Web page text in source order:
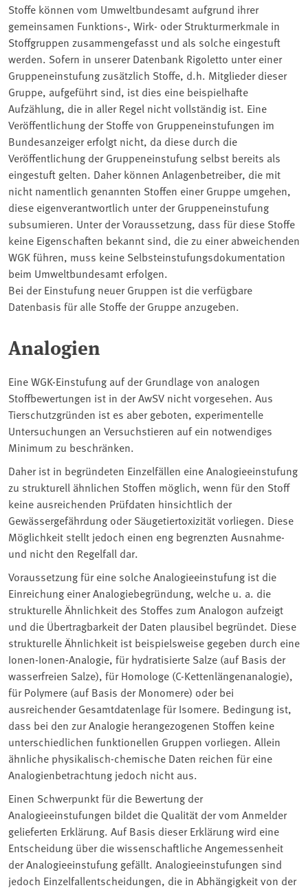
Stoffe können vom Umweltbundesamt aufgrund ihrer
gemeinsamen Funktions-, Wirk- oder Strukturmerkmale in
Stoffgruppen zusammengefasst und als solche eingestuft
werden. Sofern in unserer Datenbank Rigoletto unter einer
Gruppeneinstufung zusätzlich Stoffe, d.h. Mitglieder dieser
Gruppe, aufgeführt sind, ist dies eine beispielhafte
Aufzählung, die in aller Regel nicht vollständig ist. Eine
Veröffentlichung der Stoffe von Gruppeneinstufungen im
Bundesanzeiger erfolgt nicht, da diese durch die
Veröffentlichung der Gruppeneinstufung selbst bereits als
eingestuft gelten. Daher können Anlagenbetreiber, die mit
nicht namentlich genannten Stoffen einer Gruppe umgehen,
diese eigenverantwortlich unter der Gruppeneinstufung
subsumieren. Unter der Voraussetzung, dass für diese Stoffe
keine Eigenschaften bekannt sind, die zu einer abweichenden
WGK führen, muss keine Selbsteinstufungsdokumentation
beim Umweltbundesamt erfolgen.
Bei der Einstufung neuer Gruppen ist die verfügbare
Datenbasis für alle Stoffe der Gruppe anzugeben.
Analogien
Eine WGK-Einstufung auf der Grundlage von analogen
Stoffbewertungen ist in der AwSV nicht vorgesehen. Aus
Tierschutzgründen ist es aber geboten, experimentelle
Untersuchungen an Versuchstieren auf ein notwendiges
Minimum zu beschränken.
Daher ist in begründeten Einzelfällen eine Analogieeinstufung
zu strukturell ähnlichen Stoffen möglich, wenn für den Stoff
keine ausreichenden Prüfdaten hinsichtlich der
Gewässergefährdung oder Säugetiertoxizität vorliegen. Diese
Möglichkeit stellt jedoch einen eng begrenzten Ausnahme-
und nicht den Regelfall dar.
Voraussetzung für eine solche Analogieeinstufung ist die
Einreichung einer Analogiebegründung, welche u. a. die
strukturelle Ähnlichkeit des Stoffes zum Analogon aufzeigt
und die Übertragbarkeit der Daten plausibel begründet. Diese
strukturelle Ähnlichkeit ist beispielsweise gegeben durch eine
Ionen-Ionen-Analogie, für hydratisierte Salze (auf Basis der
wasserfreien Salze), für Homologe (C-Kettenlängenanalogie),
für Polymere (auf Basis der Monomere) oder bei
ausreichender Gesamtdatenlage für Isomere. Bedingung ist,
dass bei den zur Analogie herangezogenen Stoffen keine
unterschiedlichen funktionellen Gruppen vorliegen. Allein
ähnliche physikalisch-chemische Daten reichen für eine
Analogienbetrachtung jedoch nicht aus.
Einen Schwerpunkt für die Bewertung der
Analogieeinstufungen bildet die Qualität der vom Anmelder
gelieferten Erklärung. Auf Basis dieser Erklärung wird eine
Entscheidung über die wissenschaftliche Angemessenheit
der Analogieeinstufung gefällt. Analogieeinstufungen sind
jedoch Einzelfallentscheidungen, die in Abhängigkeit von der